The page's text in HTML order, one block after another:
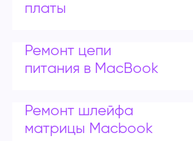
платы
Ремонт цепи
питания в MacBook
Ремонт шлейфа
матрицы Macbook